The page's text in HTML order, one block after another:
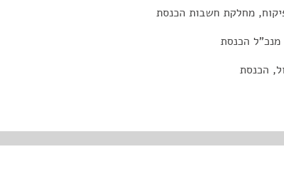
מחלקת חשבות הכנסת
הכנסת
הכנסת